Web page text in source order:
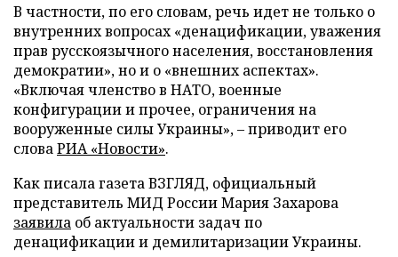
В частности, по его словам, речь идет не только о
внутренних вопросах «денацификации, уважения
прав русскоязычного населения, восстановления
демократии», но и о «внешних аспектах».
«Включая членство в НАТО, военные
конфигурации и прочее, ограничения на
вооруженные силы Украины», – приводит его
словаРИА «Новости».
Как писала газета ВЗГЛЯД, официальный
представитель МИД России Мария Захарова
заявила об актуальности задач по
денацификации и демилитаризации Украины.